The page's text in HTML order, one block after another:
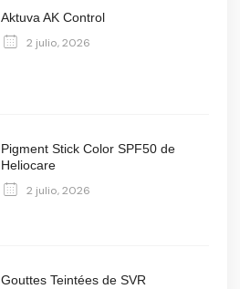
Aktuva AK Control
2 julio, 2026
Pigment Stick Color SPF50 de
Heliocare
2 julio, 2026
Gouttes Teintées de SVR